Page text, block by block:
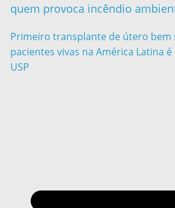
quem provoca incêndio
Primeiro transplante de útero bem
pacientes vivas na América Latina
USP